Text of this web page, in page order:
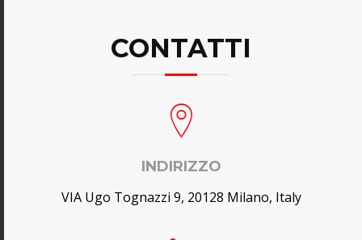
CONTATTI
INDIRIZZO
VIA Ugo Tognazzi 9, 20128 Milano, Italy